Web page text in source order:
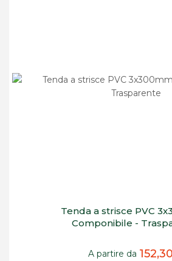
Tenda a strisce PVC
Componibile -
A partire da